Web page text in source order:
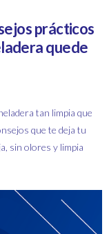
prácticos
quede
tan limpia que
que te deja tu
sin olores y limpia